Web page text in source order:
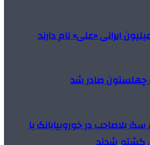
چهلستون صادر شد
۴ شغال و ۸ سگ بلاصاحب در خوروبیابانک با